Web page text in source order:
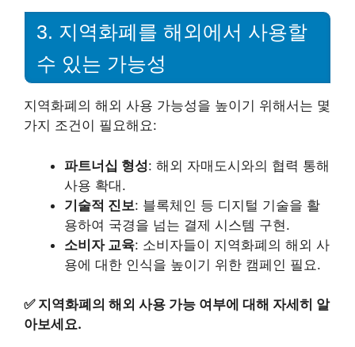
3. 지역화폐를 해외에서 사용할
수 있는 가능성
지역화폐의 해외 사용 가능성을 높이기 위해서는 몇
가지 조건이 필요해요:
파트너십 형성: 해외 자매도시와의 협력 통해
사용 확대.
기술적 진보: 블록체인 등 디지털 기술을 활
용하여 국경을 넘는 결제 시스템 구현.
소비자 교육: 소비자들이 지역화폐의 해외 사
용에 대한 인식을 높이기 위한 캠페인 필요.
✅ 지역화폐의 해외 사용 가능 여부에 대해 자세히 알
아보세요.